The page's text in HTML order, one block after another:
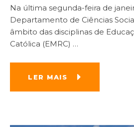
Na última segunda-feira de
Departamento de Ciências
âmbito das disciplinas de
Católica (EMRC) …
LER MAIS